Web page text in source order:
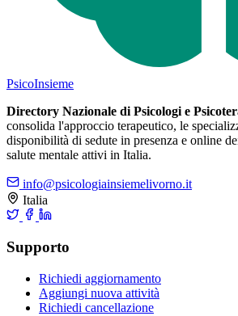
PsicoInsieme
Directory Nazionale di Psicologi e
consolida l'approccio terapeutico, le
disponibilità di sedute in presenza e online
salute mentale attivi in Italia.
info@psicologiainsiemelivorno.it
Italia
Supporto
Richiedi aggiornamento
Aggiungi nuova attività
Richiedi cancellazione